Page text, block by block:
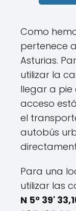
Como
pertenece
Asturias.
utilizar la
llegar a pie
acceso
el
autobús
Para una
utilizar las
N 5º 39'